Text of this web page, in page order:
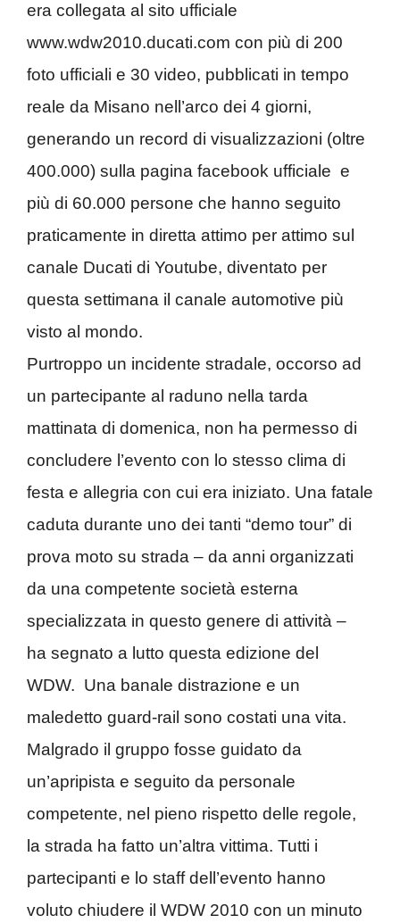
era collegata al sito ufficiale
www.wdw2010.ducati.com con più di 200
foto ufficiali e 30 video, pubblicati in tempo
reale da Misano nell’arco dei 4 giorni,
generando un record di visualizzazioni (oltre
400.000) sulla pagina facebook ufficiale e
più di 60.000 persone che hanno seguito
praticamente in diretta attimo per attimo sul
canale Ducati di Youtube, diventato per
questa settimana il canale automotive più
visto al mondo.
Purtroppo un incidente stradale, occorso ad
un partecipante al raduno nella tarda
mattinata di domenica, non ha permesso di
concludere l’evento con lo stesso clima di
festa e allegria con cui era iniziato. Una fatale
caduta durante uno dei tanti “demo tour” di
prova moto su strada – da anni organizzati
da una competente società esterna
specializzata in questo genere di attività –
ha segnato a lutto questa edizione del
WDW. Una banale distrazione e un
maledetto guard-rail sono costati una vita.
Malgrado il gruppo fosse guidato da
un’apripista e seguito da personale
competente, nel pieno rispetto delle regole,
la strada ha fatto un’altra vittima. Tutti i
partecipanti e lo staff dell’evento hanno
voluto chiudere il WDW 2010 con un minuto